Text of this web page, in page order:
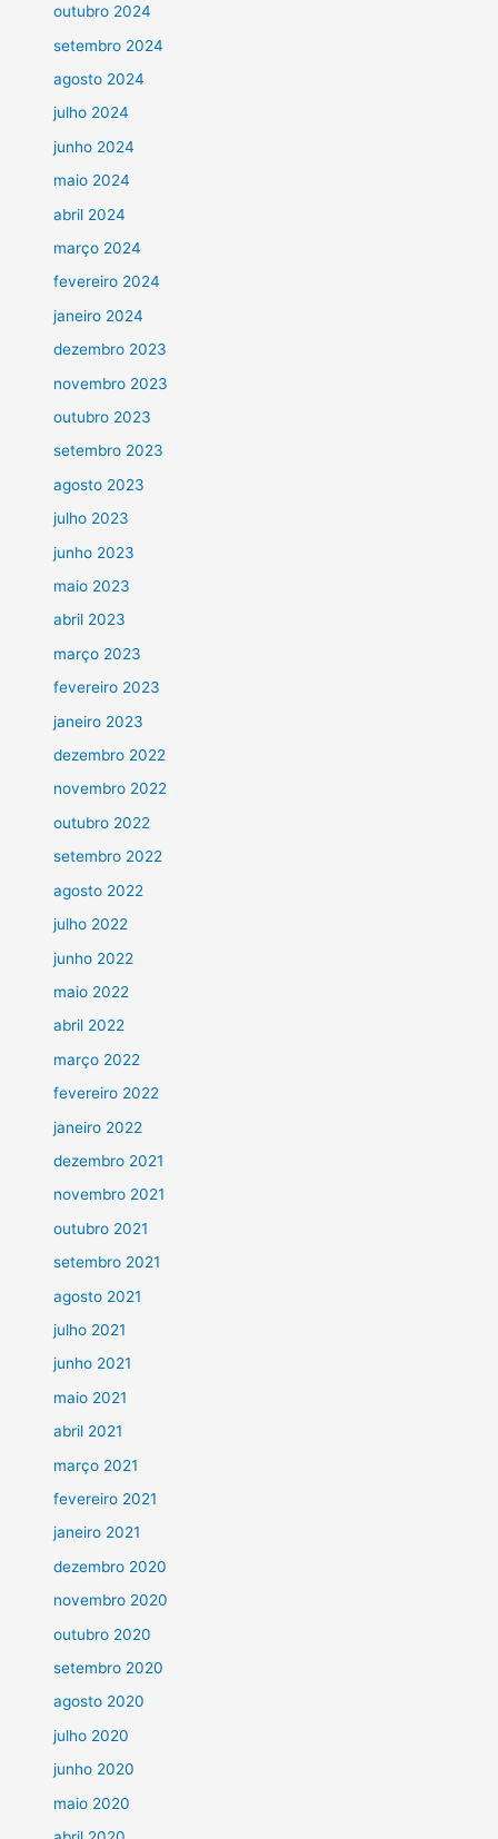
outubro 2024
setembro 2024
agosto 2024
julho 2024
junho 2024
maio 2024
abril 2024
março 2024
fevereiro 2024
janeiro 2024
dezembro 2023
novembro 2023
outubro 2023
setembro 2023
agosto 2023
julho 2023
junho 2023
maio 2023
abril 2023
março 2023
fevereiro 2023
janeiro 2023
dezembro 2022
novembro 2022
outubro 2022
setembro 2022
agosto 2022
julho 2022
junho 2022
maio 2022
abril 2022
março 2022
fevereiro 2022
janeiro 2022
dezembro 2021
novembro 2021
outubro 2021
setembro 2021
agosto 2021
julho 2021
junho 2021
maio 2021
abril 2021
março 2021
fevereiro 2021
janeiro 2021
dezembro 2020
novembro 2020
outubro 2020
setembro 2020
agosto 2020
julho 2020
junho 2020
maio 2020